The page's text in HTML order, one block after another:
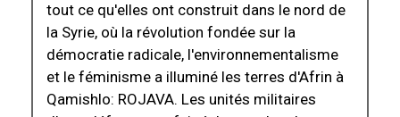
tout ce qu'elles ont construit dans le nord de
la Syrie, où la révolution fondée sur la
démocratie radicale, l'environnementalisme
et le féminisme a illuminé les terres d'Afrin à
Qamishlo: ROJAVA. Les unités militaires